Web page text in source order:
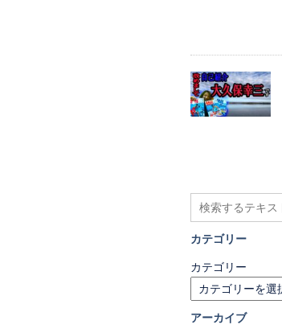
カテゴリー
カテゴリー
アーカイブ